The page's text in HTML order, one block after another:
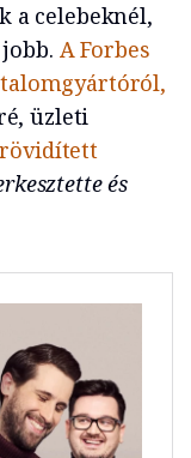
a celebeknél,
A Forbes
üzleti
és